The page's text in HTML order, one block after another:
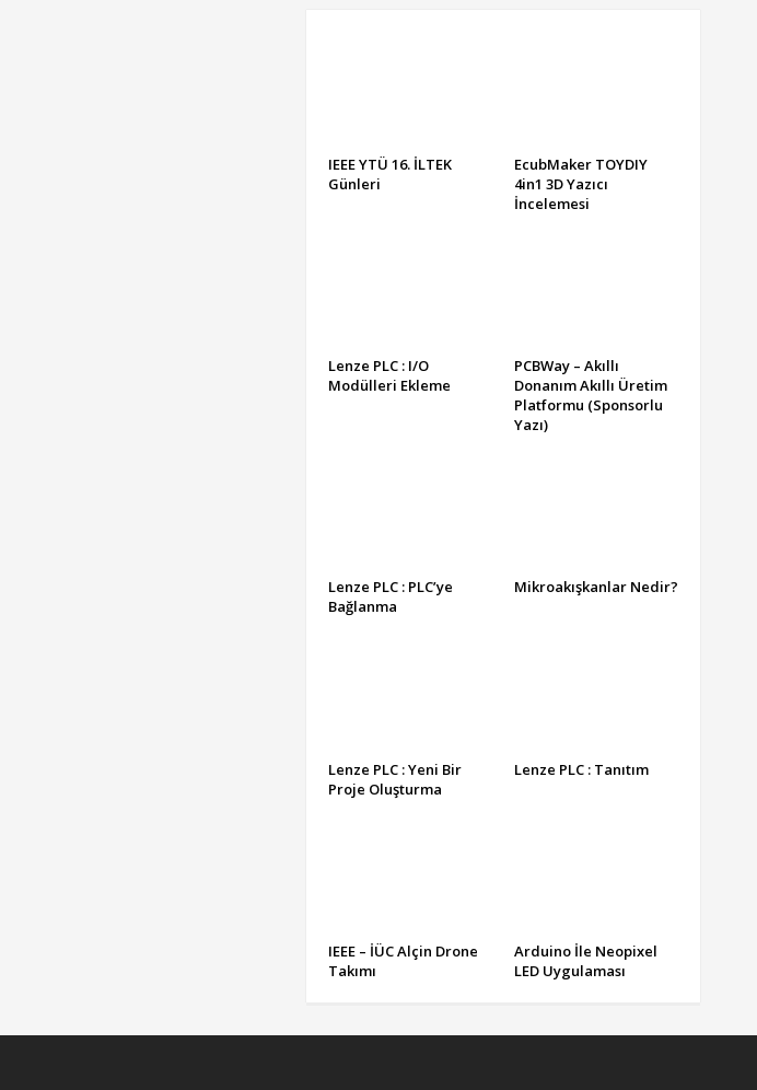
IEEE YTÜ 16. İLTEK
Günleri
EcubMaker TOYDIY
4in1 3D Yazıcı
İncelemesi
Lenze PLC : I/O
Modülleri Ekleme
PCBWay – Akıllı
Donanım Akıllı Üretim
Platformu (Sponsorlu
Yazı)
Lenze PLC : PLC’ye
Bağlanma
Mikroakışkanlar Nedir?
Lenze PLC : Yeni Bir
Proje Oluşturma
Lenze PLC : Tanıtım
IEEE – İÜC Alçin Drone
Takımı
Arduino İle Neopixel
LED Uygulaması